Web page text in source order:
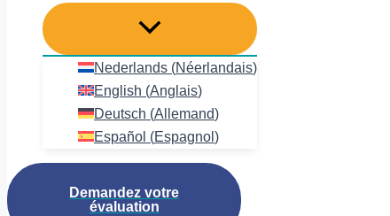
Nederlands (Néerlandais)
English (Anglais)
Deutsch (Allemand)
Español (Espagnol )
Demandez votre
évaluation